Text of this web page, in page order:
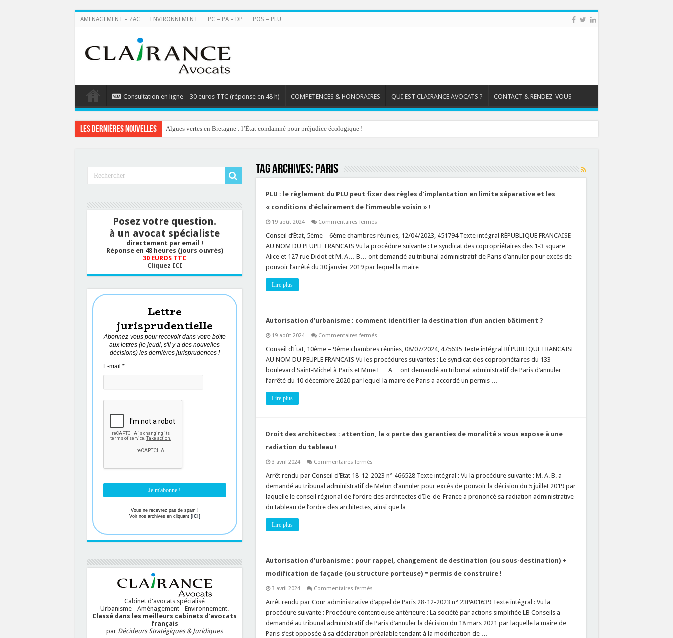
AMENAGEMENT – ZAC ENVIRONNEMENT PC – PA – DP POS – PLU
Consultation en ligne – 30 euros TTC (réponse en 48 h) COMPETENCES & HONORAIRES QUI EST CLAIRANCE AVOCATS ? CONTACT & RENDEZ-VOUS
Les dernières nouvelles Algues vertes en Bretagne : l’État condamné pour préjudice écologique !
Tag Archives: paris
PLU : le règlement du PLU peut fixer des règles d’implantation en limite séparative et les
« conditions d’éclairement de l’immeuble voisin » !
19 août 2024 Commentaires ferméssur
:
règlement
du
PLU
peut
et
d’éclairement
l’immeuble
voisin »
Conseil d’État, 5ème – 6ème chambres réunies, 12/04/2023, 451794 Texte intégral RÉPUBLIQUE FRANCAISE
AU NOM DU PEUPLE FRANCAIS Vu la procédure suivante : Le syndicat des copropriétaires des 1-3 square
Alice et 127 rue Didot et M. A… B… ont demandé au tribunal administratif de Paris d’annuler pour excès de
pouvoir l’arrêté du 30 janvier 2019 par lequel la maire …
Lire plus
Autorisation d’urbanisme : comment identifier la destination d’un ancien bâtiment ?
19 août 2024 Commentaires ferméssur
d’urbanisme
comment
identifier
la
destination
Conseil d’État, 10ème – 9ème chambres réunies, 08/07/2024, 475635 Texte intégral RÉPUBLIQUE FRANCAISE
AU NOM DU PEUPLE FRANCAIS Vu les procédures suivantes : Le syndicat des copropriétaires du 133
boulevard Saint-Michel à Paris et Mme E… A… ont demandé au tribunal administratif de Paris d’annuler
l’arrêté du 10 décembre 2020 par lequel la maire de Paris a accordé un permis …
Lire plus
Droit des architectes : attention, la « perte des garanties de moralité » vous expose à une
radiation du tableau !
3 avril 2024 Commentaires ferméssur
des
:
attention,
la
« perte
une
radiation
du
tableau
Arrêt rendu par Conseil d’Etat 18-12-2023 n° 466528 Texte intégral : Vu la procédure suivante : M. A. B. a
demandé au tribunal administratif de Melun d’annuler pour excès de pouvoir la décision du 5 juillet 2019 par
laquelle le conseil régional de l’ordre des architectes d’Ile-de-France a prononcé sa radiation administrative
du tableau de l’ordre des architectes, ainsi que la …
Lire plus
Autorisation d’urbanisme : pour rappel, changement de destination (ou sous-destination) +
modification de façade (ou structure porteuse) = permis de construire !
3 avril 2024 Commentaires ferméssur
d’urbanisme
pour
rappel,
changement
de
Arrêt rendu par Cour administrative d’appel de Paris 28-12-2023 n° 23PA01639 Texte intégral : Vu la
procédure suivante : Procédure contentieuse antérieure : La société par actions simplifiée LB Conseils a
demandé au tribunal administratif de Paris d’annuler la décision du 18 mars 2021 par laquelle la maire de
Paris s’est opposée à sa déclaration préalable tendant à la modification de …
Posez votre question.
à un avocat spécialiste
directement par email !
Réponse en 48 heures (jours ouvrés)
30 EUROS TTC
Cliquez ICI
Lettre
jurisprudentielle
Abonnez-vous pour recevoir dans votre boîte
aux lettres (le jeudi, s'il y a des nouvelles
décisions) les dernières jurisprudences !
E-mail *
Vous ne recevrez pas de spam !
Voir nos archives en cliquant [ICI]
Cabinet d'avocats spécialisé
Urbanisme - Aménagement - Environnement.
Classé dans les meilleurs cabinets d'avocats
français
par Décideurs Stratégiques & Juridiques